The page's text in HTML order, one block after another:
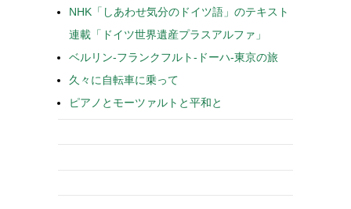
NHK「しあわせ気分のドイツ語」のテキスト
連載「ドイツ世界遺産プラスアルファ」
ベルリン-フランクフルト-ドーハ-東京の旅
久々に自転車に乗って
ピアノとモーツァルトと平和と